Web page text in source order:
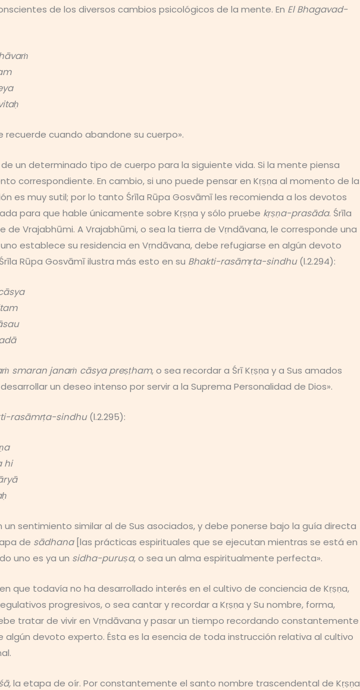
de los diversos cambios psicológicos de la mente. En El Bhagavad-
recuerde cuando abandone su cuerpo».
un determinado tipo de cuerpo para la siguiente vida. Si la mente piensa
correspondiente. En cambio, si uno puede pensar en Kṛṣṇa al momento de la
es muy sutil; por lo tanto Śrīla Rūpa Gosvāmī les recomienda a los devotos
para que hable únicamente sobre Kṛṣṇa y sólo pruebe kṛṣṇa-prasāda. Śrīla
de Vrajabhūmi. A Vrajabhūmi, o sea la tierra de Vṛndāvana, le corresponde una
establece su residencia en Vṛndāvana, debe refugiarse en algún devoto
Rūpa Gosvāmī ilustra más esto en su Bhakti-rasāmṛta-sindhu(l.2.294):
smaran janaṁ cāsya preṣṭham, o sea recordar a Śrī Kṛṣṇa y a Sus amados
un deseo intenso por servir a la Suprema Personalidad de Dios».
rasāmrṭa-sindhu(l.2.295):
hi
sentimiento similar al de Sus asociados, y debe ponerse bajo la guía directa
de sādhana[las prácticas espirituales que se ejecutan mientras se está en
uno es ya un sidha-puruṣa, o sea un alma espiritualmente perfecta».
que todavía no ha desarrollado interés en el cultivo de conciencia de Kṛṣṇa,
progresivos, o sea cantar y recordar a Kṛṣṇa y Su nombre, forma,
tratar de vivir en Vṛndāvana y pasar un tiempo recordando constantemente
devoto experto. Ésta es la esencia de toda instrucción relativa al cultivo
la etapa de oír. Por constantemente el santo nombre trascendental de Kṛṣṇa